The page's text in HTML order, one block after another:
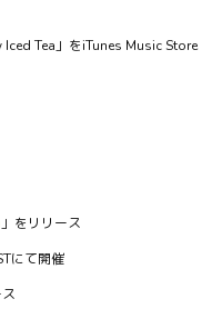
all folksとの念願の
までH...
ました
Tea」をiTunes Music Store
」をリリース
にて開催